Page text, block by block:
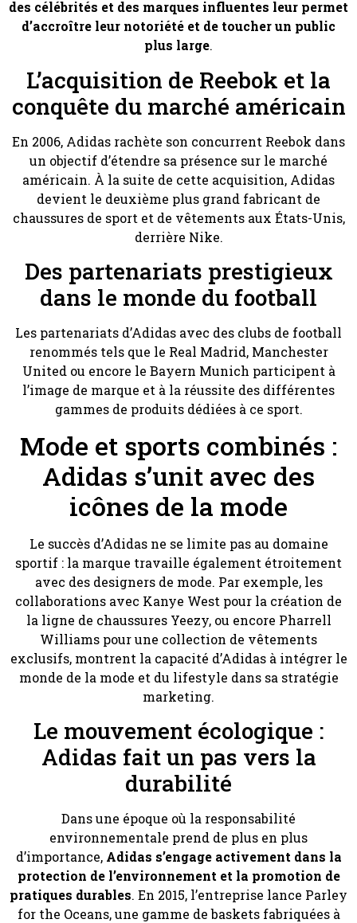
des célébrités et des marques influentes leur permet
d’accroître leur notoriété et de toucher un public
plus large.
L’acquisition de Reebok et la
conquête du marché américain
En 2006, Adidas rachète son concurrent Reebok dans
un objectif d’étendre sa présence sur le marché
américain. À la suite de cette acquisition, Adidas
devient le deuxième plus grand fabricant de
chaussures de sport et de vêtements aux États-Unis,
derrière Nike.
Des partenariats prestigieux
dans le monde du football
Les partenariats d’Adidas avec des clubs de football
renommés tels que le Real Madrid, Manchester
United ou encore le Bayern Munich participent à
l’image de marque et à la réussite des différentes
gammes de produits dédiées à ce sport.
Mode et sports combinés :
Adidas s’unit avec des
icônes de la mode
Le succès d’Adidas ne se limite pas au domaine
sportif : la marque travaille également étroitement
avec des designers de mode. Par exemple, les
collaborations avec Kanye West pour la création de
la ligne de chaussures Yeezy, ou encore Pharrell
Williams pour une collection de vêtements
exclusifs, montrent la capacité d’Adidas à intégrer le
monde de la mode et du lifestyle dans sa stratégie
marketing.
Le mouvement écologique :
Adidas fait un pas vers la
durabilité
Dans une époque où la responsabilité
environnementale prend de plus en plus
d’importance, Adidas s’engage activement dans la
protection de l’environnement et la promotion de
pratiques durables. En 2015, l’entreprise lance Parley
for the Oceans, une gamme de baskets fabriquées à